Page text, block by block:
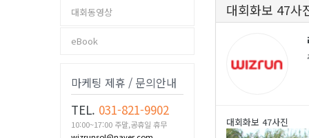
대회동영상
eBook
마케팅 제휴 / 문의안내
TEL. 031-821-9902
10:00~17:00 주말,공휴일 휴무
대회화보 47사
대회화보 47사진